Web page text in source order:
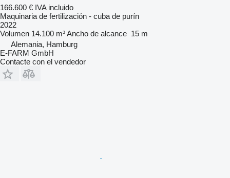
166.600 € IVA incluido
Maquinaria de fertilización - cuba de purín
2022
Volumen 14.100 m³Ancho de alcance 15 m
Alemania, Hamburg
E-FARM GmbH
Contacte con el vendedor